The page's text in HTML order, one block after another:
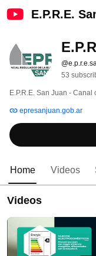
E.P.R.E.
53
E.P.R.E. San Juan - Canal
epresanjuan.gob.ar
Home Videos
Videos